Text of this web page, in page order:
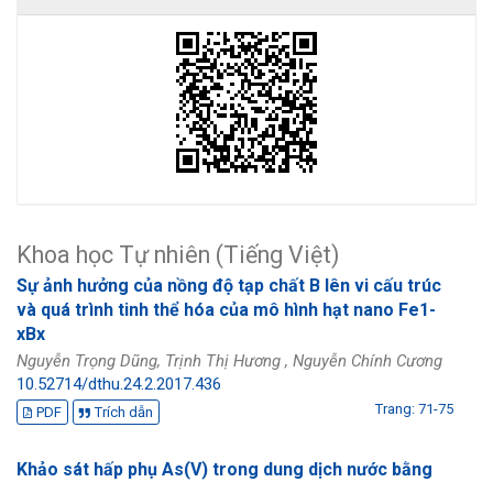
Khoa học Tự nhiên (Tiếng Việt)
Sự ảnh hưởng của nồng độ tạp chất B lên vi cấu trúc
và quá trình tinh thể hóa của mô hình hạt nano Fe1-
xBx
Nguyễn Trọng Dũng, Trịnh Thị Hương , Nguyễn Chính Cương
10.52714/dthu.24.2.2017.436
PDF Trích dẫn Trang: 71-75
Khảo sát hấp phụ As(V) trong dung dịch nước bằng